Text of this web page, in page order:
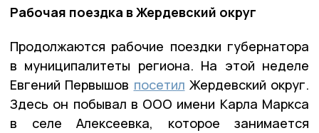
Рабочая поездка в Жердевский округ
Продолжаются рабочие поездки губернатора
в муниципалитеты региона. На этой неделе
Евгений Первышов посетил Жердевский округ.
Здесь он побывал в ООО имени Карла Маркса
в селе Алексеевка, которое занимается